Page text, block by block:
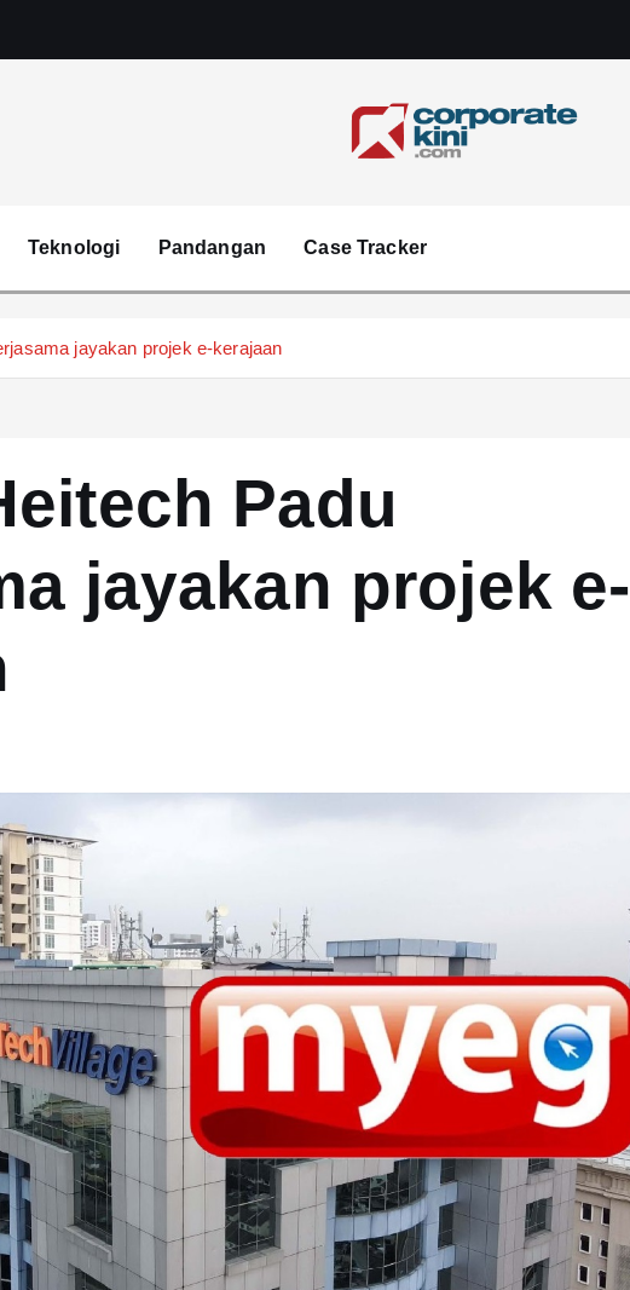
Teknologi Pandangan Case Tracker
jayakan projek e-kerajaan
Padu
jayakan projek e-